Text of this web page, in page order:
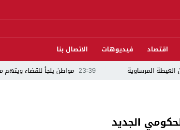
اقتصاد فيديوهات
الاتصال بنا
23:39 مواطن يلجأ للقضاء ويتهم مرشحًا للبرلمان
الجديد